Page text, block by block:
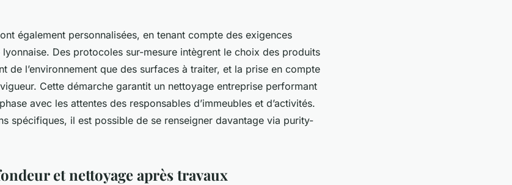
également personnalisées, en tenant compte des exigences
Des protocoles sur-mesure intègrent le choix des produits
de l’environnement que des surfaces à traiter, et la prise en compte
Cette démarche garantit un nettoyage entreprise performant
avec les attentes des responsables d’immeubles et d’activités.
spécifiques, il est possible de se renseigner davantage via purity-
et nettoyage après travaux